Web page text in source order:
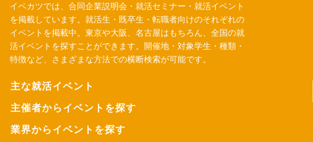
イベカツでは、合同企業説明会・就活セミナー・就活イベント
を掲載しています。就活生・既卒生・転職者向けのそれぞれの
イベントを掲載中。東京や大阪、名古屋はもちろん、全国の就
活イベントを探すことができます。開催地・対象学生・種類・
特徴など、さまざまな方法での横断検索が可能です。
主な就活イベント
主催者からイベントを探す
業界からイベントを探す